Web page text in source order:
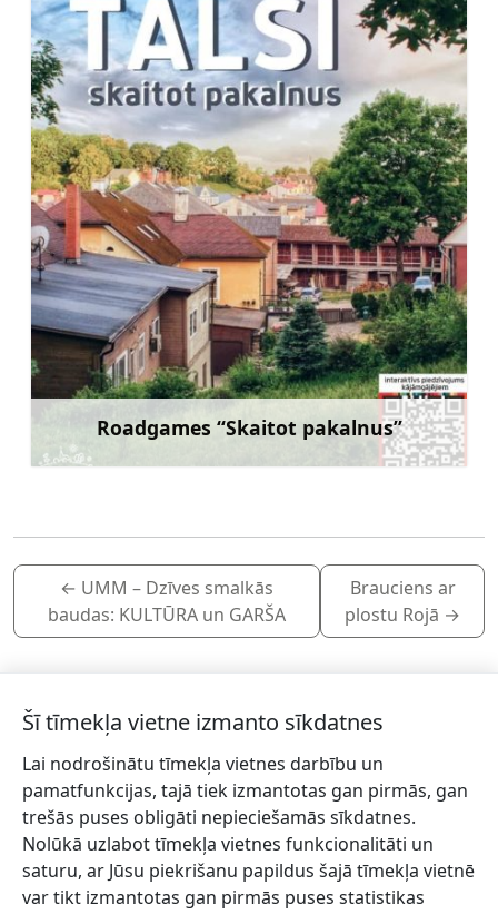
Roadgames “Skaitot pakalnus”
Uzzināt vairāk
← UMM – Dzīves smalkās
baudas: KULTŪRA un GARŠA
Brauciens ar
plostu Rojā →
Piesakies jaunumiem!
Pieraksties jaunumiem e-pastā un nepalaid garām
jaunākās aktualitātes.
Šī tīmekļa vietne izmanto sīkdatnes
Lai nodrošinātu tīmekļa vietnes darbību un
pamatfunkcijas, tajā tiek izmantotas gan pirmās, gan
trešās puses obligāti nepieciešamās sīkdatnes.
Nolūkā uzlabot tīmekļa vietnes funkcionalitāti un
saturu, ar Jūsu piekrišanu papildus šajā tīmekļa vietnē
var tikt izmantotas gan pirmās puses statistikas